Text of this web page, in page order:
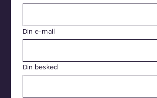
Din e-mail
Din besked